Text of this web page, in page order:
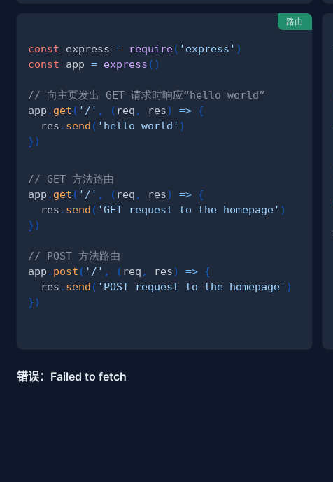
路由
const express = require( 'express' )
const app = express ( )
// 向主页发出 GET 请求时响应“hello world”
app . get ( '/' , ( req , res) => {
  res
. send ( 'hello world' )
})
// GET 方法路由
app . get ( '/' , ( req , res) => {
  res
. send ( 'GET request to the homepage' )
})
// POST 方法路由
app . post ( '/' , ( req , res) => {
  res
. send ( 'POST request to the homepage' )
})